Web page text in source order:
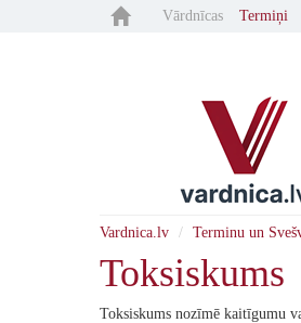
Vārdnīcas Termiņi
Vardnica.lv Terminu un
Toksiskums
Toksiskums nozīmē kaitīgumu